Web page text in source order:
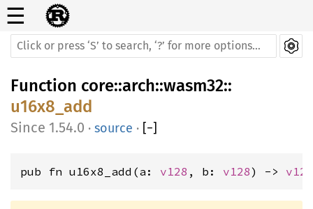
☰
Function core::arch::wasm32::
u16x8_add
1.54.0 · source · [−]
pub fn u16x8_add(a: v128 , b: v128) -> v128